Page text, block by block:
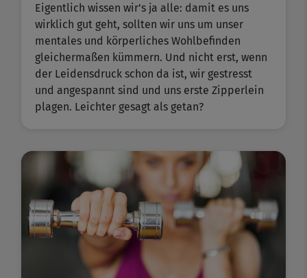
Eigentlich wissen wir's ja alle: damit es uns
wirklich gut geht, sollten wir uns um unser
mentales und körperliches Wohlbefinden
gleichermaßen kümmern. Und nicht erst, wenn
der Leidensdruck schon da ist, wir gestresst
und angespannt sind und uns erste Zipperlein
plagen. Leichter gesagt als getan?